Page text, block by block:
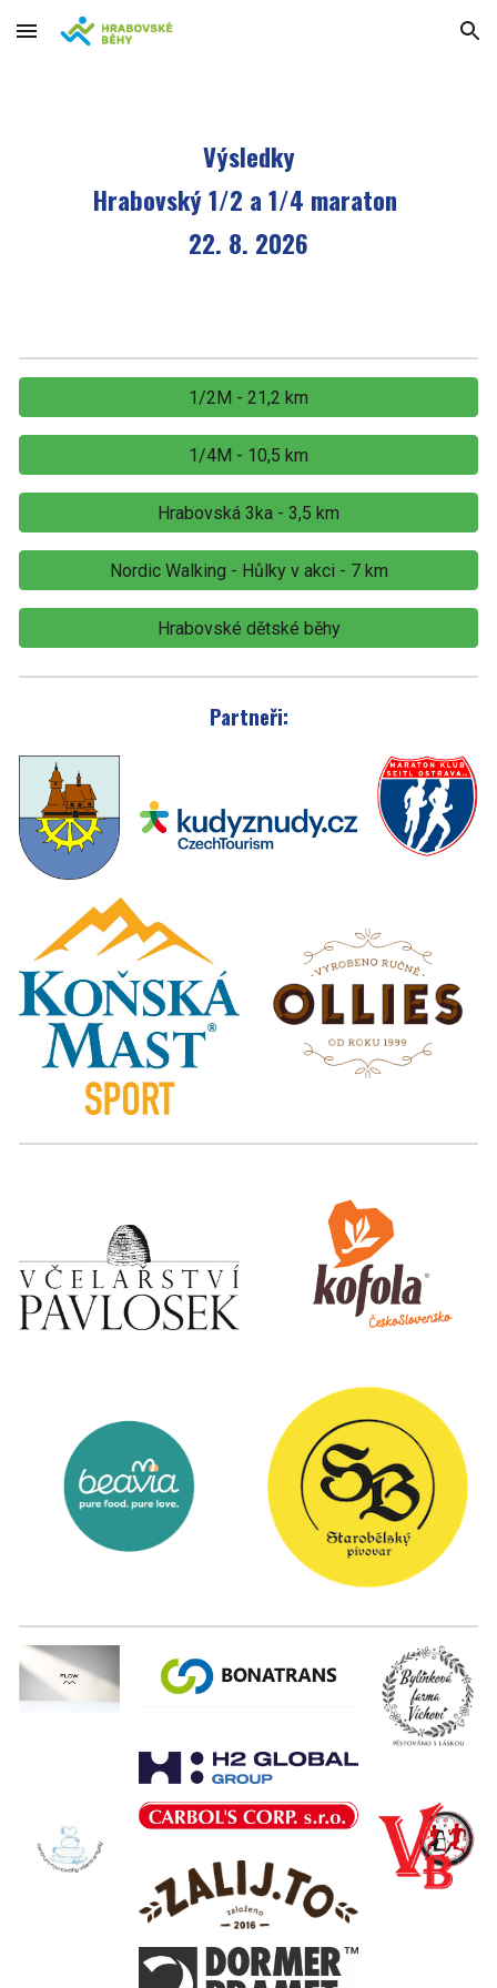
Skip to main content Skip to navigation
Výsledky
Hrabovský 1/2 a 1/4 maraton
22. 8. 2026
1/2M - 21,2 km
1/4M - 10,5 km
Hrabovská 3ka - 3,5 km
Nordic Walking - Hůlky v akci - 7 km
Hrabovské dětské běhy
Partneři: